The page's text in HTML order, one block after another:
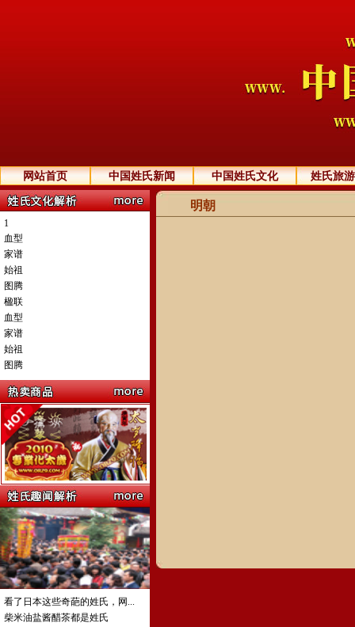
网站首页 中国姓氏新闻 中国姓氏文化 姓氏旅
1
血型
家谱
始祖
图腾
楹联
血型
家谱
始祖
图腾
看了日本这些奇葩的姓氏，网...
柴米油盐酱醋茶都是姓氏
明朝